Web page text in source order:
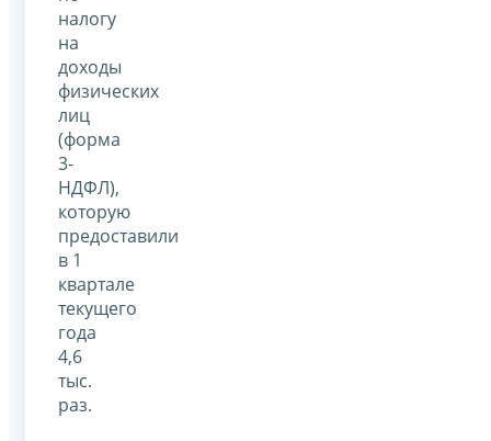
налогу
на
доходы
физических
лиц
(форма
3-
НДФЛ),
которую
предоставили
в 1
квартале
текущего
года
4,6
тыс.
раз.